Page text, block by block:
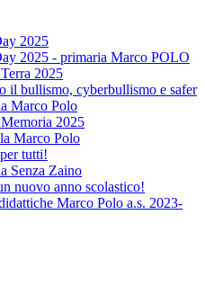
2025
2025 - primaria Marco POLO
2025
il bullismo, cyberbullismo e safer
Marco Polo
2025
Marco Polo
tutti!
Senza Zaino
nuovo anno scolastico!
Marco Polo a.s. 2023-